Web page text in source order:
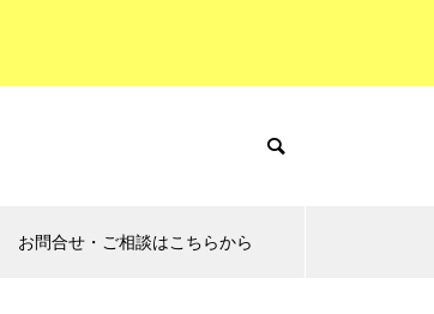
お問合せ・ご相談はこちらから